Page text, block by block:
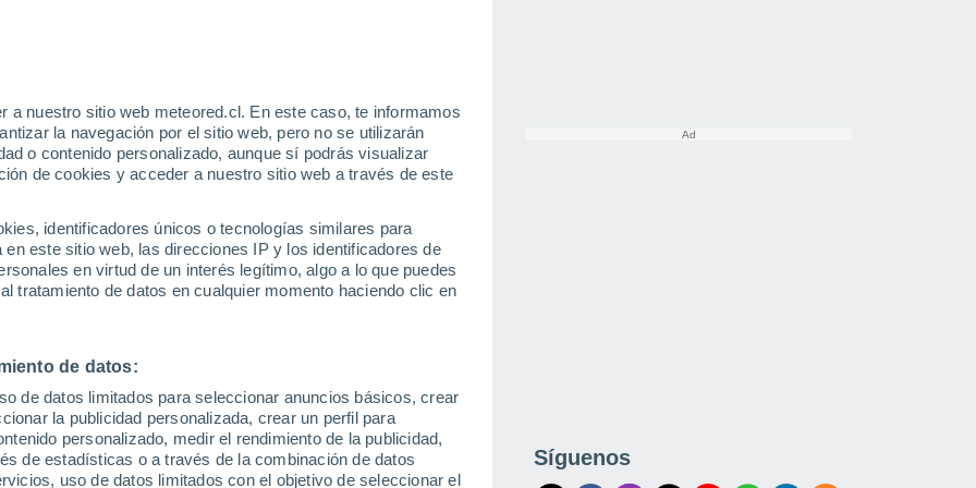
nuestro sitio web meteored.cl. En este caso, te informamos
la navegación por el sitio web, pero no se utilizarán
o contenido personalizado, aunque sí podrás visualizar
de cookies y acceder a nuestro sitio web a través de este
identificadores únicos o tecnologías similares para
este sitio web, las direcciones IP y los identificadores de
en virtud de un interés legítimo, algo a lo que puedes
tratamiento de datos en cualquier momento haciendo clic en
de datos:
de datos limitados para seleccionar anuncios básicos, crear
la publicidad personalizada, crear un perfil para
personalizado, medir el rendimiento de la publicidad,
de estadísticas o a través de la combinación de datos
uso de datos limitados con el objetivo de seleccionar el
Modelos
11 Ago
90%
Miércoles
12 Ago
90%
13 Ago
90%
14 Ago
90%
Síguenos